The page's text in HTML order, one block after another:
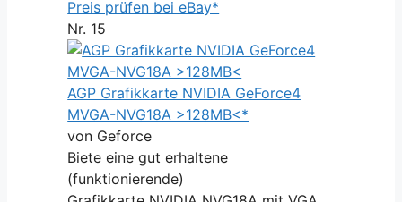
Preis prüfen bei eBay*
Nr. 15
AGP Grafikkarte NVIDIA GeForce4
MVGA-NVG18A >128MB<*
von Geforce
Biete eine gut erhaltene
(funktionierende)